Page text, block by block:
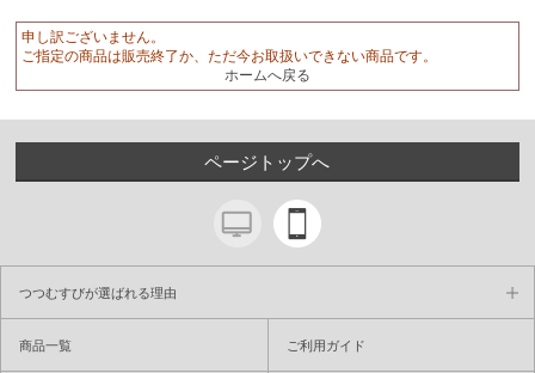
申し訳ございません。
ご指定の商品は販売終了か、ただ今お取扱いできない商品です。
ホームへ戻る
ページトップへ
つつむすびが選ばれる理由
商品一覧 ご利用ガイド